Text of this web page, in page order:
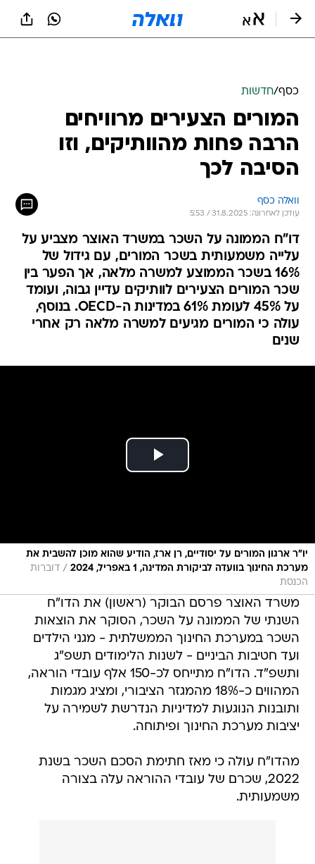
כסף/חדשות
המורים הצעירים מרוויחים
הרבה פחות מהוותיקים, וזו
הסיבה לכך
וואלה כסף
עודכן לאחרונה: 31.8.2025 / 5:53
דו"ח הממונה על השכר במשרד האוצר מצביע על
עלייה משמעותית בשכר המורים, עם גידול של
16% בשכר הממוצע למשרה מלאה, אך הפער בין
שכר המורים הצעירים לוותיקים עדיין גבוה, ועומד
על 45% לעומת 61% במדינות ה-OECD. בנוסף,
עולה כי המורים מגיעים למשרה מלאה רק אחרי
שנים
יו"ר ארגון המורים על יסודיים, רן ארז, הודיע שהוא מוכן להשבית את
מערכת החינוך בוועדה לביקורת המדינה, 1 באפריל, 2024
/ דוברות
הכנסת
משרד האוצר פרסם הבוקר (ראשון) את הדו"ח
השנתי של הממונה על השכר, הסוקר את הוצאות
השכר במערכת החינוך הממשלתית - מגני הילדים
ועד חטיבות הביניים - לשנות הלימודים תשפ"ג
ותשפ"ד. הדו"ח מתייחס לכ-150 אלף עובדי הוראה,
המהווים כ-18% מהמגזר הציבורי, ומציג מגמות
ותובנות הנוגעות למדיניות הנדרשת לשמירה על
יציבות מערכת החינוך ופיתוחה.
מהדו"ח עולה כי מאז חתימת הסכם השכר בשנת
2022, שכרם של עובדי ההוראה עלה בצורה
משמעותית.